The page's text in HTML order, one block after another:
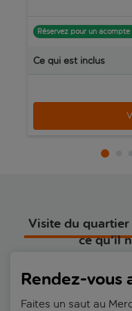
Réservez pour un
Ce qui est inclus
Visite du
ce qu’il
Rendez-vous
Faites un saut au